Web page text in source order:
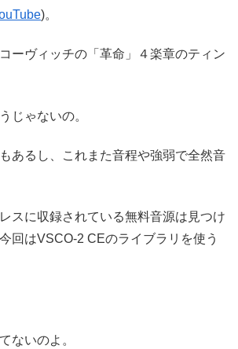
)。
ーヴィッチの「革命」４楽章のティン
じゃないの。
あるし、これまた音程や強弱で全然音
スに収録されている無料音源は見つけ
回はVSCO-2 CEのライブラリを使う
ないのよ。